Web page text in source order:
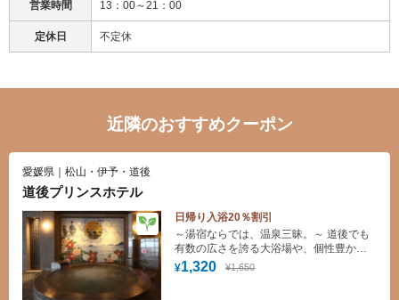
営業時間 13：00～21：00
定休日 不定休
近隣のおすすめクーポン
愛媛県｜松山・伊予・道後
道後プリンスホテル
日帰り入浴20％割引
¥1,320 ¥1,650
～湯宿ならでは、温泉三昧。～ 道後でも
有数の広さを誇る大浴場や、個性豊かな
露天風呂で時を忘れ、心も体もゆったり
とほぐれるひとときと、足湯手湯、顔